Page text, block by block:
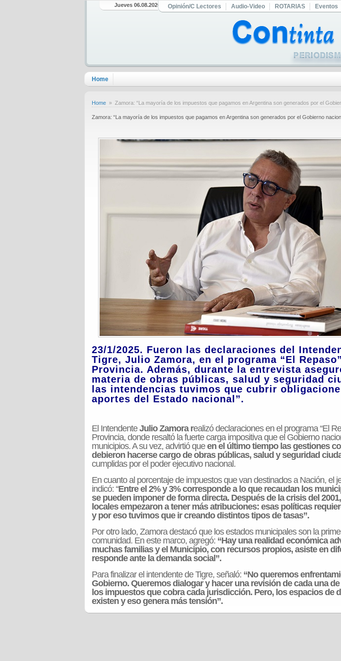
Jueves 06.08.2026 Opinión/C Lectores Audio-Video ROTARIAS Eventos
Home
Home » Zamora: “La mayoría de los impuestos que pagamos en Argentina son generados por el
Zamora: “La mayoría de los impuestos que pagamos en Argentina son generados por el Gobierno
23/1/2025. Fueron las declaraciones del
Tigre, Julio Zamora, en el programa “El
Provincia. Además, durante la entrevista
materia de obras públicas, salud y seguridad
las intendencias tuvimos que cubrir
aportes del Estado nacional”.
El IntendenteJulio Zamora realizó declaraciones en el programa “El
Provincia, donde resaltó la fuerte carga impositiva que el Gobierno
municipios. A su vez, advirtió queen el último tiempo las gestiones
debieron hacerse cargo de obras públicas, salud y seguridad
cumplidas por el poder ejecutivo nacional.
En cuanto al porcentaje de impuestos que van destinados a Nación, el
indicó: “Entre el 2% y 3% corresponde a lo que recaudan los
se pueden imponer de forma directa. Después de la crisis del
locales empezaron a tener más atribuciones: esas políticas
y por eso tuvimos que ir creando distintos tipos de tasas”.
Por otro lado, Zamora destacó que los estados municipales son la
comunidad. En este marco, agregó: “Hay una realidad económica
muchas familias y el Municipio, con recursos propios, asiste en
responde ante la demanda social”.
Para finalizar el intendente de Tigre, señaló: “No queremos
Gobierno. Queremos dialogar y hacer una revisión de cada una
los impuestos que cobra cada jurisdicción. Pero, los espacios de
existen y eso genera más tensión”.